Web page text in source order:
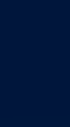
）
）
版）